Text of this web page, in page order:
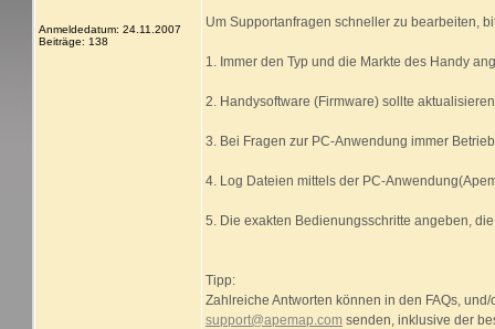
Anmeldedatum: 24.11.2007
Beiträge: 138
Um Supportanfragen schneller zu bearbeiten,
1. Immer den Typ und die Markte des Handy
2. Handysoftware (Firmware) sollte
3. Bei Fragen zur PC-Anwendung immer
4. Log Dateien mittels der PC-
5. Die exakten Bedienungsschritte angeben,
Tipp:
Zahlreiche Antworten können in den FAQs,
support@apemap.com senden, inklusive der